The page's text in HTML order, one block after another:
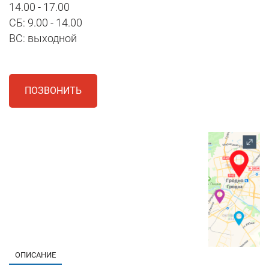
14.00 - 17.00
СБ: 9.00 - 14.00
ВС: выходной
ПОЗВОНИТЬ
ОПИСАНИЕ